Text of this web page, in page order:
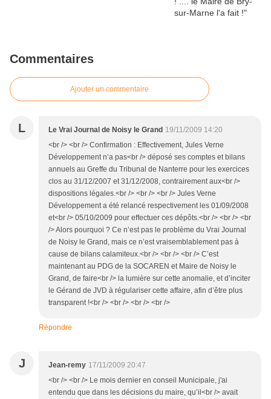
Commentaires
Ajouter un commentaire
L Le Vrai Journal de Noisy le Grand 19/11/2009 14:20
<br /> <br /> Confirmation : Effectivement, Jules Verne
Développement n’a pas<br /> déposé ses comptes et bilans
annuels au Greffe du Tribunal de Nanterre pour les exercices
clos au 31/12/2007 et 31/12/2008, contrairement aux<br />
dispositions légales.<br /> <br /> <br /> Jules Verne
Développement a été relancé respectivement les 01/09/2008
et<br /> 05/10/2009 pour effectuer ces dépôts.<br /> <br /> <br
/> Alors pourquoi ? Ce n’est pas le problème du Vrai Journal
de Noisy le Grand, mais ce n’est vraisemblablement pas à
cause de bilans calamiteux.<br /> <br /> <br /> C’est
maintenant au PDG de la SOCAREN et Maire de Noisy le
Grand, de faire<br /> la lumière sur cette anomalie, et d’inciter
le Gérand de JVD à régulariser cette affaire, afin d’être plus
transparent !<br /> <br /> <br /> <br />
Répondre
J Jean-remy 17/11/2009 20:47
<br /> <br /> Le mois dernier en conseil Municipale, j'ai
entendu que dans les décisions du maire, qu’il<br /> avait